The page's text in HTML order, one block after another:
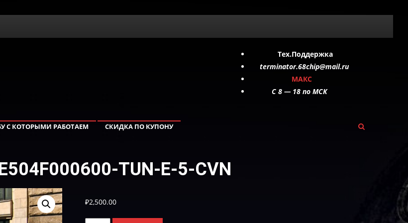
Тех.Поддержка
terminator.68chip@mail.ru
МАКС
C 8 — 18 по МСК
С КОТОРЫМИ РАБОТАЕМ СКИДКА ПО КУПОНУ
TUN-E-5-CVN
₽2,500.00